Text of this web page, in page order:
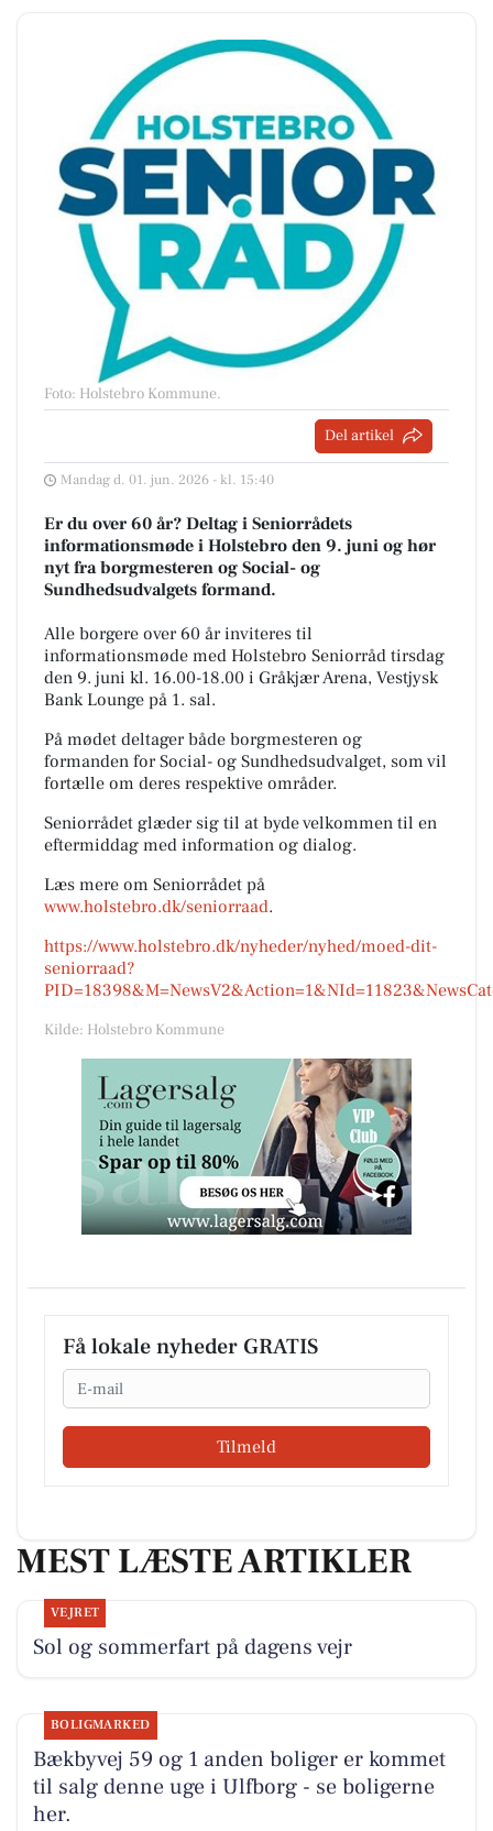
Foto: Holstebro Kommune.
Del artikel
Mandag d. 01. jun. 2026 - kl. 15:40
Er du over 60 år? Deltag i Seniorrådets
informationsmøde i Holstebro den 9. juni og hør
nyt fra borgmesteren og Social- og
Sundhedsudvalgets formand.
Alle borgere over 60 år inviteres til
informationsmøde med Holstebro Seniorråd tirsdag
den 9. juni kl. 16.00-18.00 i Gråkjær Arena, Vestjysk
Bank Lounge på 1. sal.
På mødet deltager både borgmesteren og
formanden for Social- og Sundhedsudvalget, som vil
fortælle om deres respektive områder.
Seniorrådet glæder sig til at byde velkommen til en
eftermiddag med information og dialog.
Læs mere om Seniorrådet på
www.holstebro.dk/seniorraad.
https://www.holstebro.dk/nyheder/nyhed/moed-dit-
seniorraad?
Kilde: Holstebro Kommune
Få lokale nyheder GRATIS
Email
Tilmeld
MEST LÆSTE ARTIKLER
VEJRET
Sol og sommerfart på dagens vejr
BOLIGMARKED
Bækbyvej 59 og 1 anden boliger er kommet
til salg denne uge i Ulfborg - se boligerne
her.